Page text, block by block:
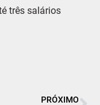
três salários
PRÓXIMO